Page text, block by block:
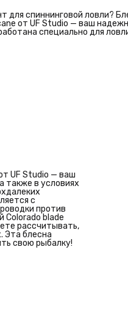
для спиннинговой ловли?
от UF Studio — ваш
специально для
в условиях стоячей воды.
и тяжелому весу, она
позволяя вам достичь
Hurricane отлично
— от умеренного
включая проводки
сделает вашу ловлю
с формой Colorado blade
UF Studio — ваш
также в условиях
с
против
Colorado blade
рассчитывать,
Эта блесна
свою рыбалку!